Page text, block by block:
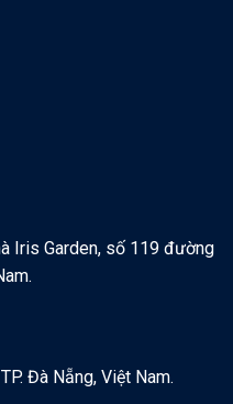
Iris Garden, số 119 đường
Đà Nẵng, Việt Nam.